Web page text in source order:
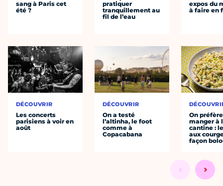
sang à Paris cet
été ?
DÉCOUVRIR
Les concerts
parisiens à voir en
août
pratiquer
tranquillement au
fil de l’eau
DÉCOUVRIR
On a testé
l’altinha, le foot
comme à
Copacabana
expos du
à faire en
On préfère
manger à
cantine :
aux
façon